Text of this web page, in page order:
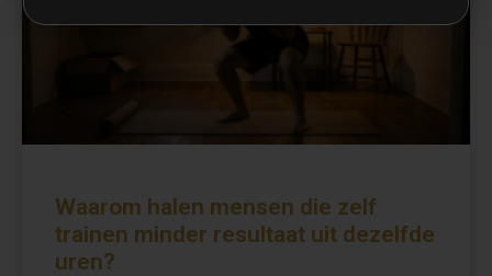
Waarom halen mensen die zelf
trainen minder resultaat uit dezelfde
uren?